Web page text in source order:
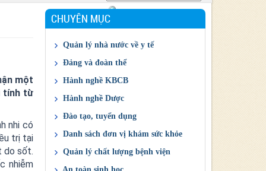
một
tính từ
nhi có
trị tại
do sốt.
nhiễm
CHUYÊN MỤC
Quản lý nhà nước về y tế
Chỉ đạo điều hành của ngành
Giá thuốc và dịch vụ
Kết quả đấu thầu
Đảng và đoàn thể
Công đoàn
Đảng
Đoàn Thanh niên
Hành nghề KBCB
Cấp CCHN KBCB
Cấp GPHĐ KBCB
Kế hoạch HD thực hành cấp CCHN KBCB
Danh sách đăng ký hành nghề tại cơ sở
KBCB
Hành nghề Dược
Giấy phép ĐĐK KD thuốc
Quản lý Dược
Cấp chứng chỉ hành nghề Dược
Đào tạo, tuyển dụng
Thông tin đào tạo, tuyển sinh
Thông tin tuyển dụng
Danh sách đơn vị khám sức khỏe
DS khám sức khỏe
Quản lý chất lượng bệnh viện
Báo cáo đánh giá chất lượng bệnh viện